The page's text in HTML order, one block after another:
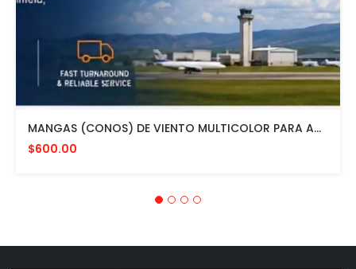
MANGAS (CONOS) DE VIENTO MULTICOLOR PARA AVIACION CON HERRAJE DE MONTAJE A POSTE FAA L807. MADE IN USA. 24" DIAMETRO
$600.00